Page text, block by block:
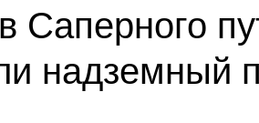
Саперного
надземный